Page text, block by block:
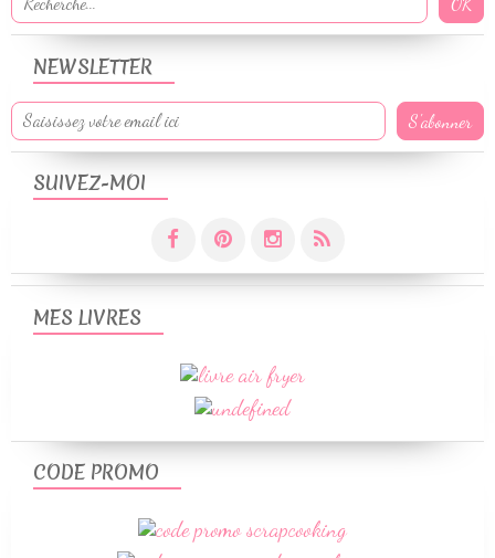
NEWSLETTER
SUIVEZ-MOI
MES LIVRES
CODE PROMO